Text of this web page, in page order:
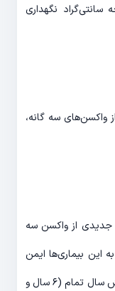
نگهداری
واکسن‌های سه گانه،
جدیدی از واکسن سه
این بیماری‌ها ایمن
خواهند کرد. تزریق واکسن سه گانه بعد از شش سال تمام (۶ سال و